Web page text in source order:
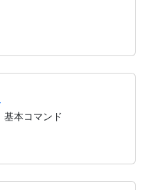
基本コマンド